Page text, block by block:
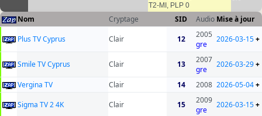
T2-MI, PLP 0
Nom Cryptage SID Audio Mise à jour
Plus TV Cyprus
Clair 12
2005
gre
2026-03-15+
Smile TV Cyprus Clair 13
2007
gre
2026-03-29+
Vergina TV Clair 14 2008 2026-05-04+
Sigma TV 2 4K
Clair 15
2009
gre
2026-03-15+